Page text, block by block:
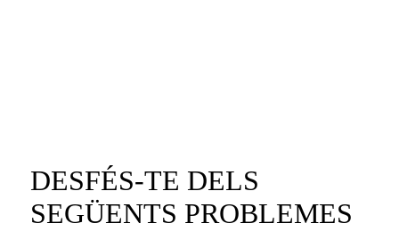
DESFÉS-TE DELS
SEGÜENTS PROBLEMES